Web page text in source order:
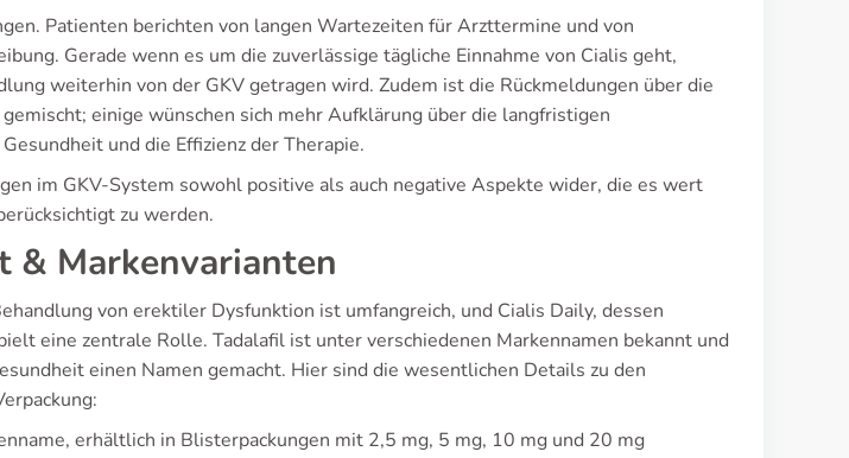
Patienten berichten von langen Wartezeiten für Arzttermine und von
Gerade wenn es um die zuverlässige tägliche Einnahme von Cialis geht,
weiterhin von der GKV getragen wird. Zudem ist die Rückmeldungen über die
einige wünschen sich mehr Aufklärung über die langfristigen
und die Effizienz der Therapie.
im GKV-System sowohl positive als auch negative Aspekte wider, die es wert
zu werden.
& Markenvarianten
von erektiler Dysfunktion ist umfangreich, und Cialis Daily, dessen
eine zentrale Rolle. Tadalafil ist unter verschiedenen Markennamen bekannt und
einen Namen gemacht. Hier sind die wesentlichen Details zu den
erhältlich in Blisterpackungen mit 2,5 mg, 5 mg, 10 mg und 20 mg